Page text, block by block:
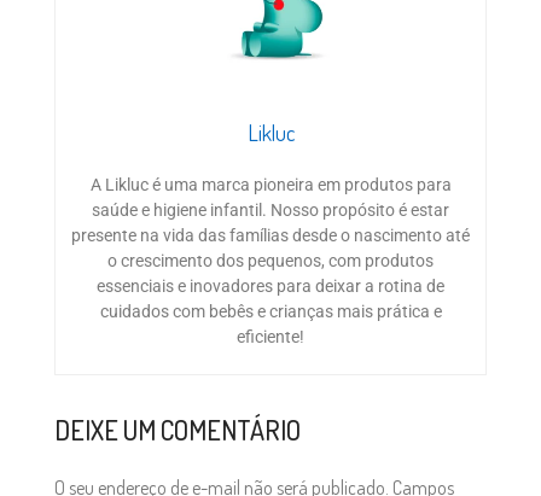
Likluc
A Likluc é uma marca pioneira em produtos para
saúde e higiene infantil. Nosso propósito é estar
presente na vida das famílias desde o nascimento até
o crescimento dos pequenos, com produtos
essenciais e inovadores para deixar a rotina de
cuidados com bebês e crianças mais prática e
eficiente!
DEIXE UM COMENTÁRIO
O seu endereço de e-mail não será publicado. Campos